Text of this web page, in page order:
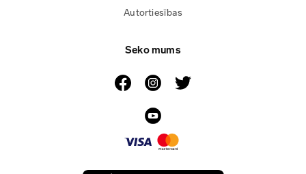
Autortiesības
Seko mums